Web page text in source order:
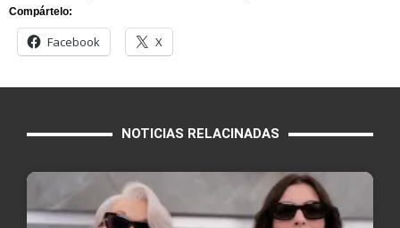
Compártelo:
Facebook X
NOTICIAS RELACINADAS